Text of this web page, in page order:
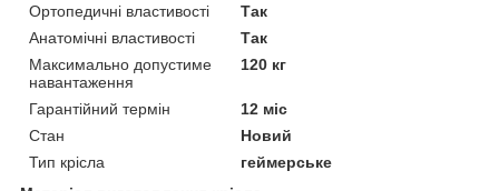
Ортопедичні властивості
Так
Анатомічні властивості
Так
Максимально допустиме
навантаження
120 кг
Гарантійний термін
12 міс
Стан
Новий
Тип крісла
геймерське